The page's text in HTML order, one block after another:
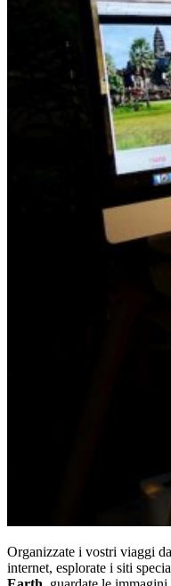
Organizzate i vostri viaggi
internet, esplorate i siti